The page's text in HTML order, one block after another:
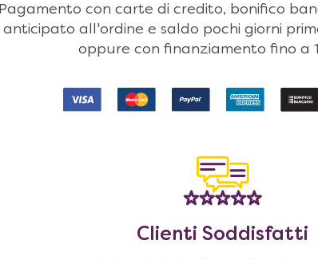
Pagamento con carte di credito, bonifico
anticipato all'ordine e saldo pochi giorni
oppure con finanziamento fino a
Clienti Soddisfatti